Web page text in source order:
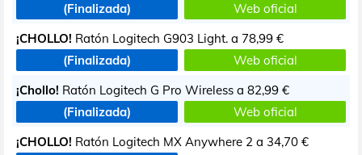
(Finalizada)
Web oficial
¡CHOLLO! Ratón Logitech G903 Light. a 78,99 €
(Finalizada)
Web oficial
¡Chollo! Ratón Logitech G Pro Wireless a 82,99 €
(Finalizada)
Web oficial
¡CHOLLO! Ratón Logitech MX Anywhere 2 a 34,70 €